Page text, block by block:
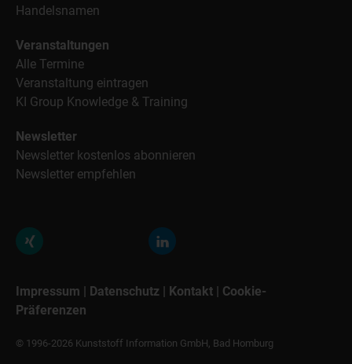
Handelsnamen
Veranstaltungen
Alle Termine
Veranstaltung eintragen
KI Group Knowledge & Training
Newsletter
Newsletter kostenlos abonnieren
Newsletter empfehlen
Impressum | Datenschutz | Kontakt | Cookie-
Präferenzen
© 1996-2026 Kunststoff Information GmbH, Bad Homburg